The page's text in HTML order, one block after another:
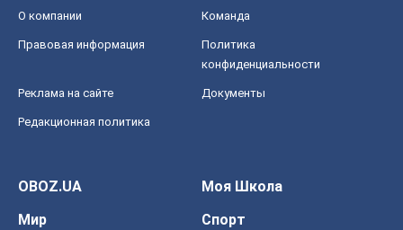
О компании Команда
Правовая информация
Политика
конфиденциальности
Реклама на сайте Документы
Редакционная политика
OBOZ.UA
Моя Школа
Мир
Спорт